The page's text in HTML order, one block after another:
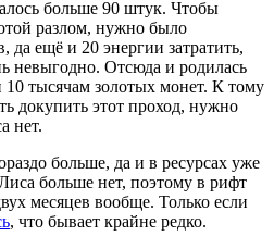
больше 90 штук. Чтобы
разлом, нужно было
да ещё и 20 энергии затратить,
невыгодно. Отсюда и родилась
тысячам золотых монет. К тому
докупить этот проход, нужно
нет.
больше, да и в ресурсах уже
больше нет, поэтому в рифт
месяцев вообще. Только если
, что бывает крайне редко.